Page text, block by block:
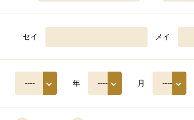
セイ メイ
年 月